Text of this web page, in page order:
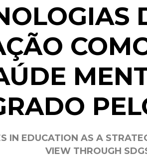
IN EDUCATION AS A
VIEW THROUGH